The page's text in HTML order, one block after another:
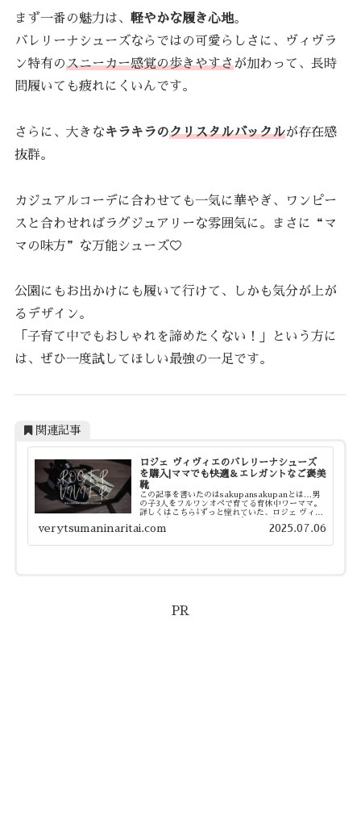
まず一番の魅力は、軽やかな履き心地。
バレリーナシューズならではの可愛らしさに、ヴィヴラ
ン特有のスニーカー感覚の歩きやすさが加わって、長時
間履いても疲れにくいんです。
さらに、大きなキラキラのクリスタルバックルが存在感
抜群。
カジュアルコーデに合わせても一気に華やぎ、ワンピー
スと合わせればラグジュアリーな雰囲気に。まさに“マ
マの味方”な万能シューズ♡
公園にもお出かけにも履いて行けて、しかも気分が上が
るデザイン。
「子育て中でもおしゃれを諦めたくない！」という方に
は、ぜひ一度試してほしい最強の一足です。
関連記事
ロジェ ヴィヴィエのバレリーナシューズ
を購入|ママでも快適＆エレガントなご褒美
靴
この記事を書いたのはsakupansakupanとは…男
の子3人をフルワンオペで育てる育休中ワーママ。
詳しくはこちら⇩ずっと憧れていた、ロジェ ヴィヴ
Roger Vivier（ロジェ ヴィヴィエ）の名...
verytsumaninaritai.com 2025.07.06
PR